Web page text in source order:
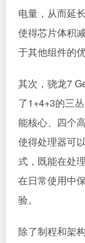
电量，从而延
使得芯片体积
于其他组件的优
其次，骁龙7
了1+4+3的三
能核心、四个
使得处理器可
式，既能在处
在日常使用中
验。
除了制程和架